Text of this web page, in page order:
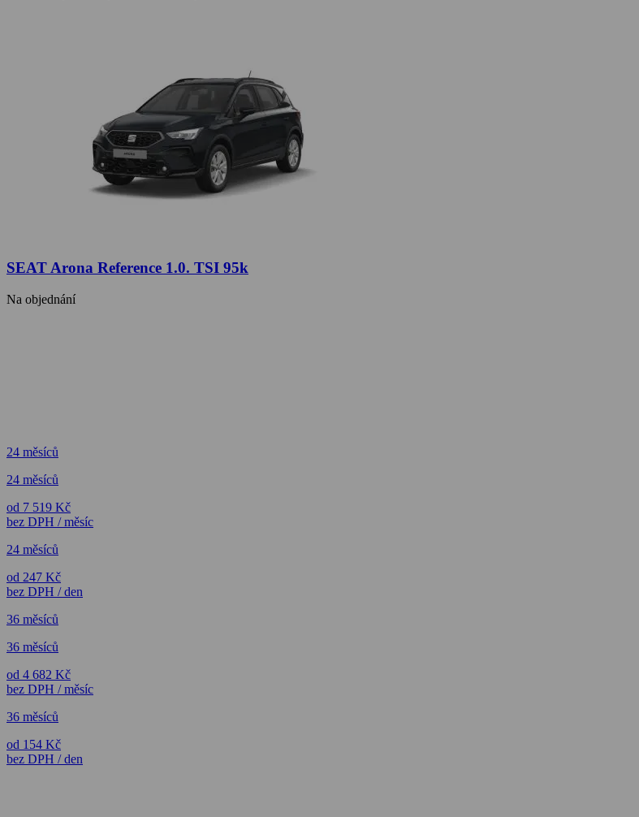
SEAT Arona Reference 1.0. TSI 95k
Na objednání
24 měsíců
24 měsíců
od 7 519 Kč
bez DPH / měsíc
24 měsíců
od 247 Kč
bez DPH / den
36 měsíců
36 měsíců
od 4 682 Kč
bez DPH / měsíc
36 měsíců
od 154 Kč
bez DPH / den